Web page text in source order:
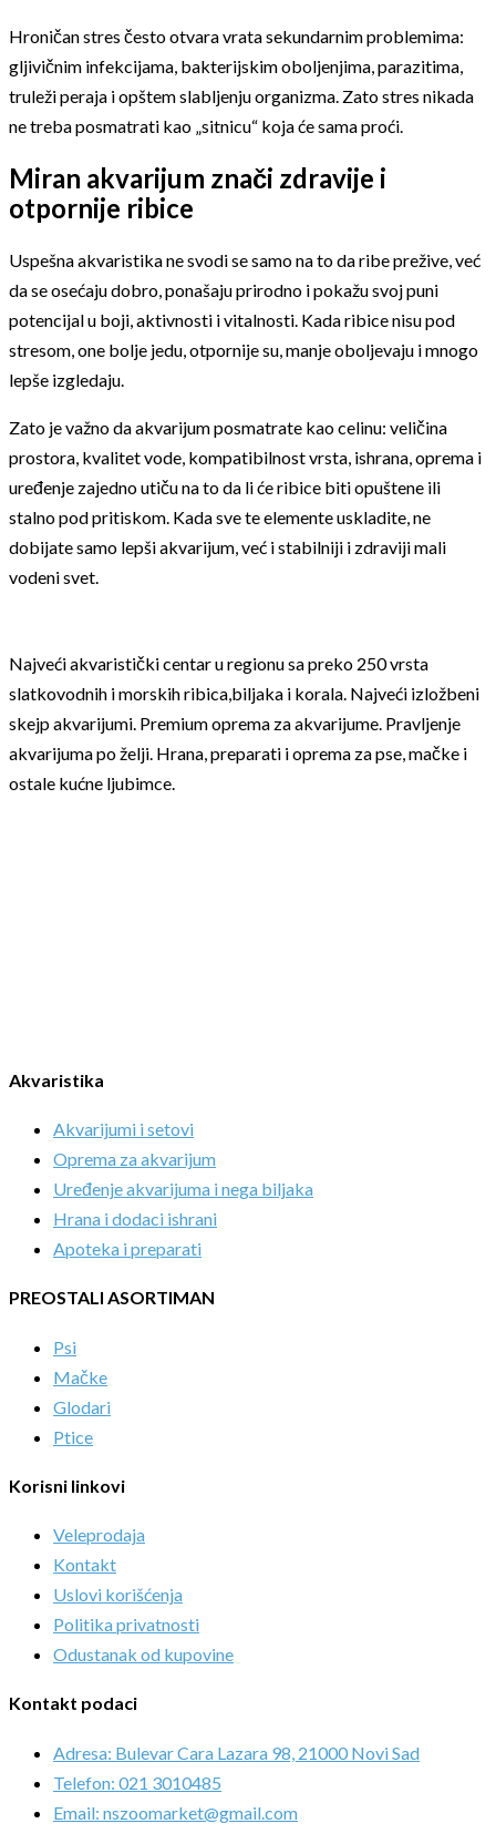
Hroničan stres često otvara vrata sekundarnim problemima:
gljivičnim infekcijama, bakterijskim oboljenjima, parazitima,
truleži peraja i opštem slabljenju organizma. Zato stres nikada
ne treba posmatrati kao „sitnicu“ koja će sama proći.
Miran akvarijum znači zdravije i
otpornije ribice
Uspešna akvaristika ne svodi se samo na to da ribe prežive, već
da se osećaju dobro, ponašaju prirodno i pokažu svoj puni
potencijal u boji, aktivnosti i vitalnosti. Kada ribice nisu pod
stresom, one bolje jedu, otpornije su, manje oboljevaju i mnogo
lepše izgledaju.
Zato je važno da akvarijum posmatrate kao celinu: veličina
prostora, kvalitet vode, kompatibilnost vrsta, ishrana, oprema i
uređenje zajedno utiču na to da li će ribice biti opuštene ili
stalno pod pritiskom. Kada sve te elemente uskladite, ne
dobijate samo lepši akvarijum, već i stabilniji i zdraviji mali
vodeni svet.
Najveći akvaristički centar u regionu sa preko 250 vrsta
slatkovodnih i morskih ribica,biljaka i korala. Najveći izložbeni
skejp akvarijumi. Premium oprema za akvarijume. Pravljenje
akvarijuma po želji. Hrana, preparati i oprema za pse, mačke i
ostale kućne ljubimce.
Akvaristika
Akvarijumi i setovi
Oprema za akvarijum
Uređenje akvarijuma i nega biljaka
Hrana i dodaci ishrani
Apoteka i preparati
PREOSTALI ASORTIMAN
Psi
Mačke
Glodari
Ptice
Korisni linkovi
Veleprodaja
Kontakt
Uslovi korišćenja
Politika privatnosti
Odustanak od kupovine
Kontakt podaci
Adresa: Bulevar Cara Lazara 98, 21000 Novi Sad
Telefon: 021 3010485
Email: nszoomarket@gmail.com